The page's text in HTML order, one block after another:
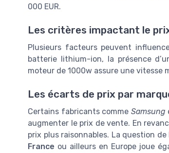
000 EUR.
Les critères impactant le
Plusieurs facteurs peuvent
batterie lithium-ion, la présence
moteur de 1000w assure une vitesse
Les écarts de prix par
Certains fabricants comme Samsung
augmenter le prix de vente. En
prix plus raisonnables. La question
France ou ailleurs en Europe joue